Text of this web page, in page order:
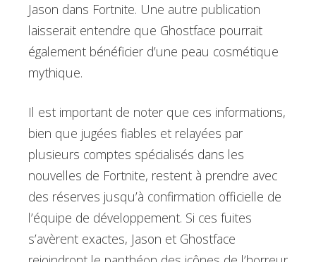
Jason dans Fortnite. Une autre publication
laisserait entendre que Ghostface pourrait
également bénéficier d’une peau cosmétique
mythique.
Il est important de noter que ces informations,
bien que jugées fiables et relayées par
plusieurs comptes spécialisés dans les
nouvelles de Fortnite, restent à prendre avec
des réserves jusqu’à confirmation officielle de
l’équipe de développement. Si ces fuites
s’avèrent exactes, Jason et Ghostface